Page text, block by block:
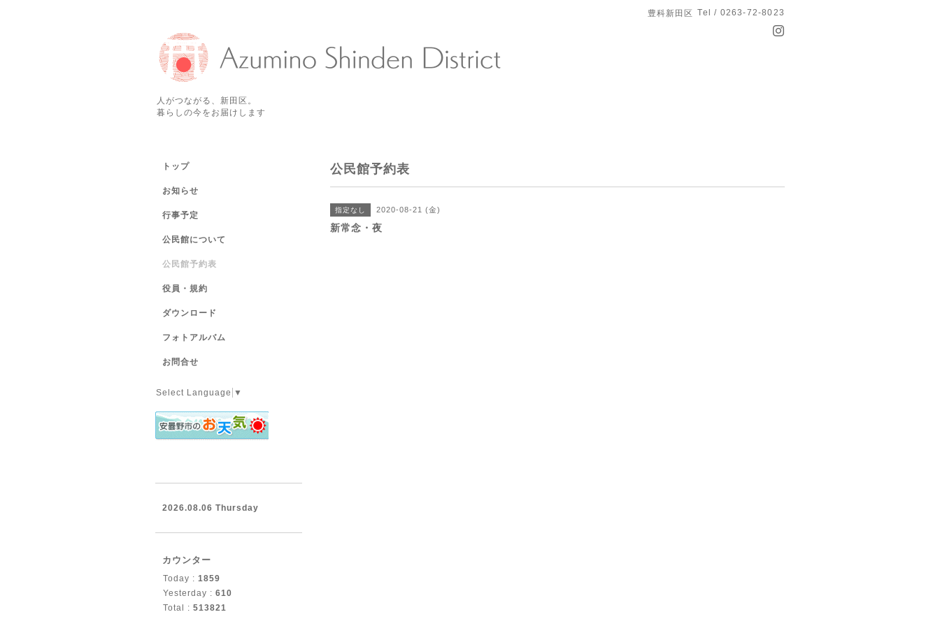
豊科新田区 Tel / 0263-72-8023
人がつながる、新田区。
暮らしの今をお届けします
公民館予約表
指定なし 2020-08-21 (金)
新常念・夜
トップ
お知らせ
行事予定
公民館について
公民館予約表
役員・規約
ダウンロード
フォトアルバム
お問合せ
Select Language ▼
2026.08.06 Thursday
カウンター
Today : 1859
Yesterday : 610
Total : 513821